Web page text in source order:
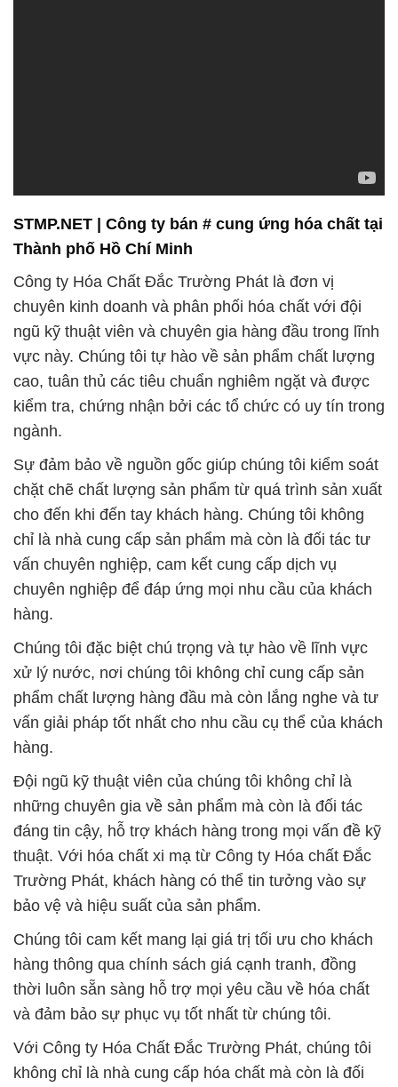
STMP.NET | Công ty bán # cung ứng hóa chất tại
Thành phố Hồ Chí Minh
Công ty Hóa Chất Đắc Trường Phát là đơn vị
chuyên kinh doanh và phân phối hóa chất với đội
ngũ kỹ thuật viên và chuyên gia hàng đầu trong lĩnh
vực này. Chúng tôi tự hào về sản phẩm chất lượng
cao, tuân thủ các tiêu chuẩn nghiêm ngặt và được
kiểm tra, chứng nhận bởi các tổ chức có uy tín trong
ngành.
Sự đảm bảo về nguồn gốc giúp chúng tôi kiểm soát
chặt chẽ chất lượng sản phẩm từ quá trình sản xuất
cho đến khi đến tay khách hàng. Chúng tôi không
chỉ là nhà cung cấp sản phẩm mà còn là đối tác tư
vấn chuyên nghiệp, cam kết cung cấp dịch vụ
chuyên nghiệp để đáp ứng mọi nhu cầu của khách
hàng.
Chúng tôi đặc biệt chú trọng và tự hào về lĩnh vực
xử lý nước, nơi chúng tôi không chỉ cung cấp sản
phẩm chất lượng hàng đầu mà còn lắng nghe và tư
vấn giải pháp tốt nhất cho nhu cầu cụ thể của khách
hàng.
Đội ngũ kỹ thuật viên của chúng tôi không chỉ là
những chuyên gia về sản phẩm mà còn là đối tác
đáng tin cậy, hỗ trợ khách hàng trong mọi vấn đề kỹ
thuật. Với hóa chất xi mạ từ Công ty Hóa chất Đắc
Trường Phát, khách hàng có thể tin tưởng vào sự
bảo vệ và hiệu suất của sản phẩm.
Chúng tôi cam kết mang lại giá trị tối ưu cho khách
hàng thông qua chính sách giá cạnh tranh, đồng
thời luôn sẵn sàng hỗ trợ mọi yêu cầu về hóa chất
và đảm bảo sự phục vụ tốt nhất từ chúng tôi.
Với Công ty Hóa Chất Đắc Trường Phát, chúng tôi
không chỉ là nhà cung cấp hóa chất mà còn là đối